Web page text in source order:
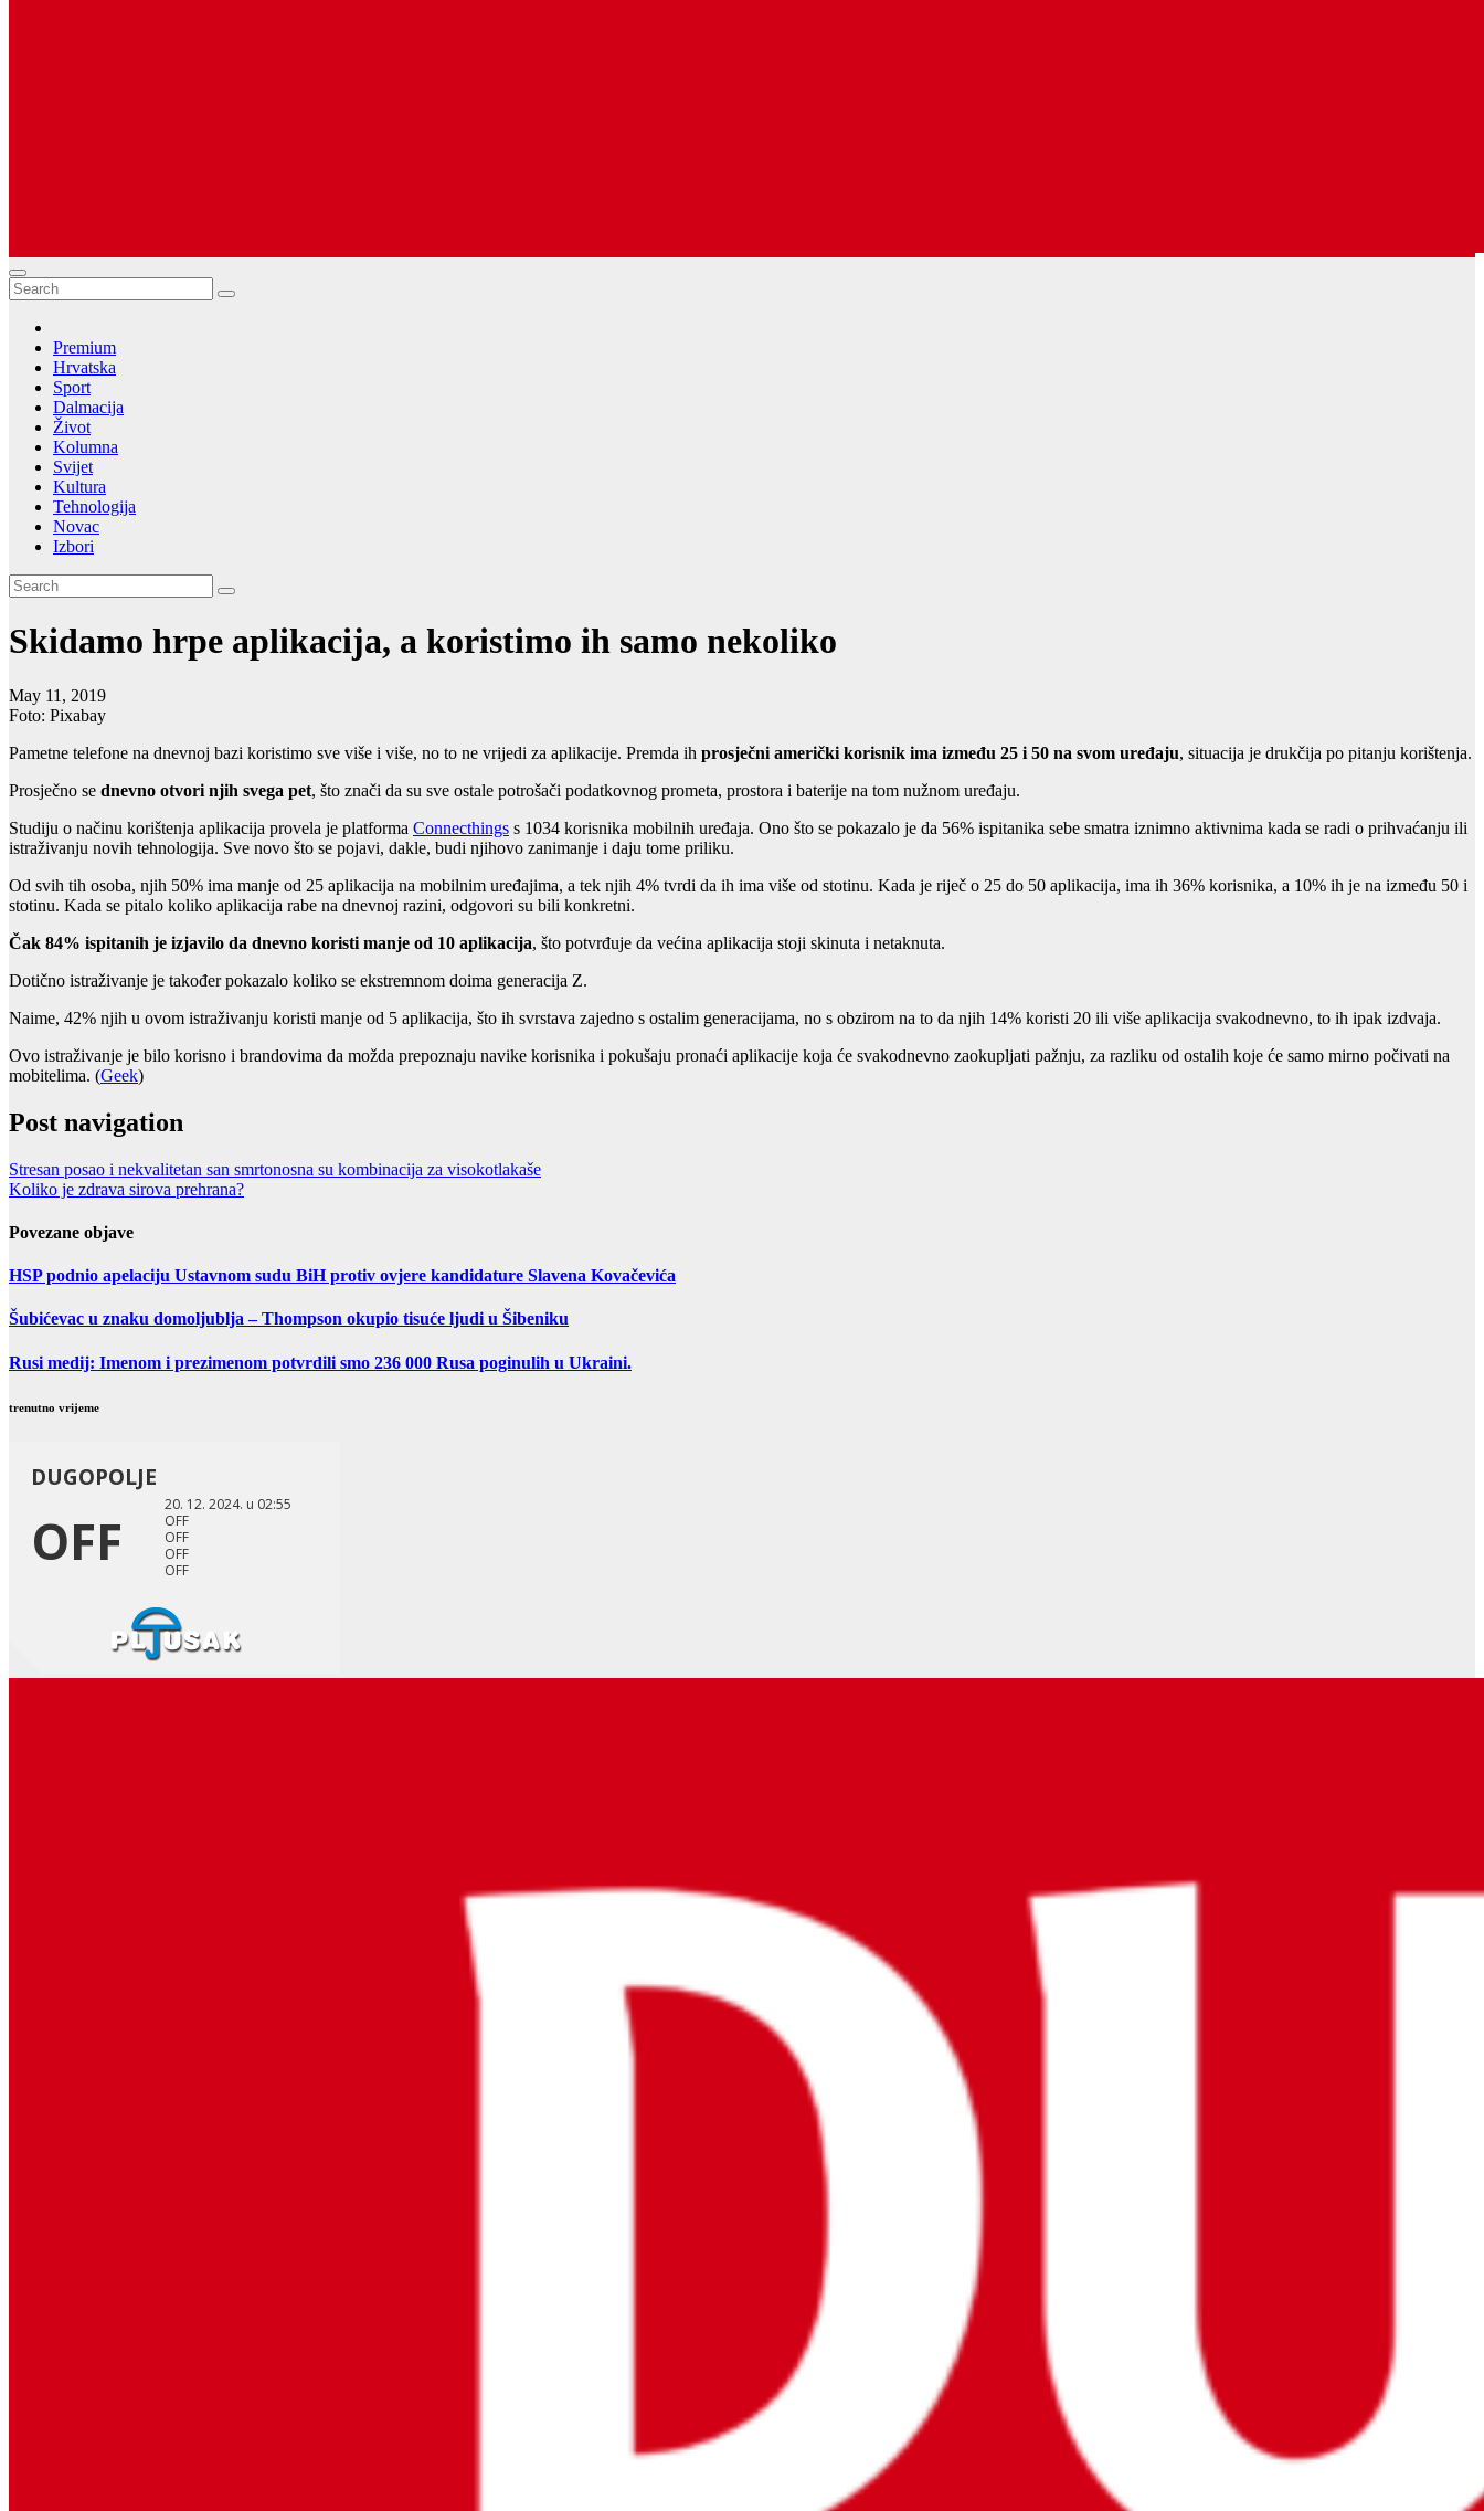
Dugopolje Portal
Najnovije vijesti Hrvatske, Dalmacije i Svijeta
Premium
Hrvatska
Sport
Dalmacija
Život
Kolumna
Svijet
Kultura
Tehnologija
Novac
Izbori
Skidamo hrpe aplikacija, a koristimo ih samo nekoliko
May 11, 2019
Foto: Pixabay
Pametne telefone na dnevnoj bazi koristimo sve više i više, no to ne vrijedi za aplikacije. Premda ih prosječni američki korisnik ima između 25 i 50 na svom uređaju, situacija je drukčija po pitanju korištenja.
Prosječno se dnevno otvori njih svega pet, što znači da su sve ostale potrošači podatkovnog prometa, prostora i baterije na tom nužnom uređaju.
Studiju o načinu korištenja aplikacija provela je platforma Connecthings s 1034 korisnika mobilnih uređaja. Ono što se pokazalo je da 56% ispitanika sebe smatra iznimno aktivnima kada se radi o prihvaćanju ili
istraživanju novih tehnologija. Sve novo što se pojavi, dakle, budi njihovo zanimanje i daju tome priliku.
Od svih tih osoba, njih 50% ima manje od 25 aplikacija na mobilnim uređajima, a tek njih 4% tvrdi da ih ima više od stotinu. Kada je riječ o 25 do 50 aplikacija, ima ih 36% korisnika, a 10% ih je na između 50 i
stotinu. Kada se pitalo koliko aplikacija rabe na dnevnoj razini, odgovori su bili konkretni.
Čak 84% ispitanih je izjavilo da dnevno koristi manje od 10 aplikacija, što potvrđuje da većina aplikacija stoji skinuta i netaknuta.
Dotično istraživanje je također pokazalo koliko se ekstremnom doima generacija Z.
Naime, 42% njih u ovom istraživanju koristi manje od 5 aplikacija, što ih svrstava zajedno s ostalim generacijama, no s obzirom na to da njih 14% koristi 20 ili više aplikacija svakodnevno, to ih ipak izdvaja.
Ovo istraživanje je bilo korisno i brandovima da možda prepoznaju navike korisnika i pokušaju pronaći aplikacije koja će svakodnevno zaokupljati pažnju, za razliku od ostalih koje će samo mirno počivati na
mobitelima. (Geek)
Post navigation
Stresan posao i nekvalitetan san smrtonosna su kombinacija za visokotlakaše
Koliko je zdrava sirova prehrana?
Povezane objave
HSP podnio apelaciju Ustavnom sudu BiH protiv ovjere kandidature Slavena Kovačevića
Šubićevac u znaku domoljublja – Thompson okupio tisuće ljudi u Šibeniku
Rusi medij: Imenom i prezimenom potvrdili smo 236 000 Rusa poginulih u Ukraini.
trenutno vrijeme